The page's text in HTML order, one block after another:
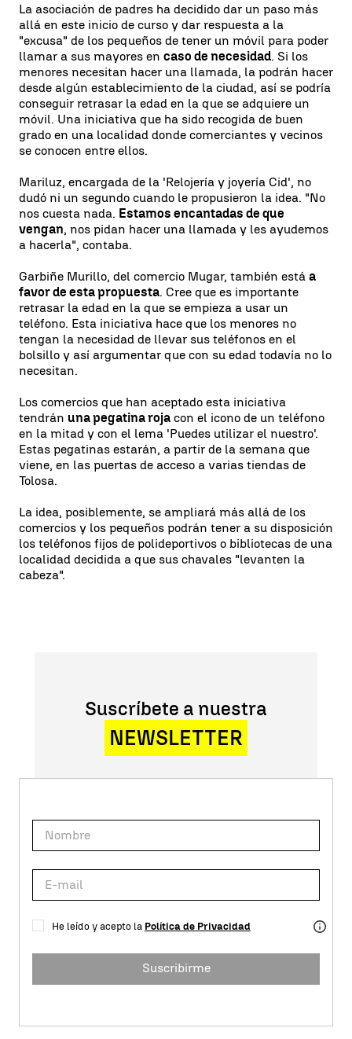
La asociación de padres ha decidido dar un paso más
allá en este inicio de curso y dar respuesta a la
"excusa" de los pequeños de tener un móvil para poder
llamar a sus mayores en caso de necesidad. Si los
menores necesitan hacer una llamada, la podrán hacer
desde algún establecimiento de la ciudad, así se podría
conseguir retrasar la edad en la que se adquiere un
móvil. Una iniciativa que ha sido recogida de buen
grado en una localidad donde comerciantes y vecinos
se conocen entre ellos.
Mariluz, encargada de la 'Relojería y joyería Cid', no
dudó ni un segundo cuando le propusieron la idea. "No
nos cuesta nada. Estamos encantadas de que
vengan, nos pidan hacer una llamada y les ayudemos
a hacerla", contaba.
Garbiñe Murillo, del comercio Mugar, también está a
favor de esta propuesta. Cree que es importante
retrasar la edad en la que se empieza a usar un
teléfono. Esta iniciativa hace que los menores no
tengan la necesidad de llevar sus teléfonos en el
bolsillo y así argumentar que con su edad todavía no lo
necesitan.
Los comercios que han aceptado esta iniciativa
tendrán una pegatina roja con el icono de un teléfono
en la mitad y con el lema 'Puedes utilizar el nuestro'.
Estas pegatinas estarán, a partir de la semana que
viene, en las puertas de acceso a varias tiendas de
Tolosa.
La idea, posiblemente, se ampliará más allá de los
comercios y los pequeños podrán tener a su disposición
los teléfonos fijos de polideportivos o bibliotecas de una
localidad decidida a que sus chavales "levanten la
cabeza".
Suscríbete a nuestra
NEWSLETTER
He leído y acepto la Política de Privacidad
Suscribirme